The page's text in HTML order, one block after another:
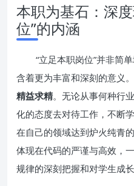
本职为基石：深
位”的内涵
“立足本职岗位”并非简
含着更为丰富和深刻的意义
精益求精。无论从事何种行
化的态度去对待工作，不断
在自己的领域达到炉火纯青
体现在代码的严谨与高效，
规律的深刻把握和对学生成长